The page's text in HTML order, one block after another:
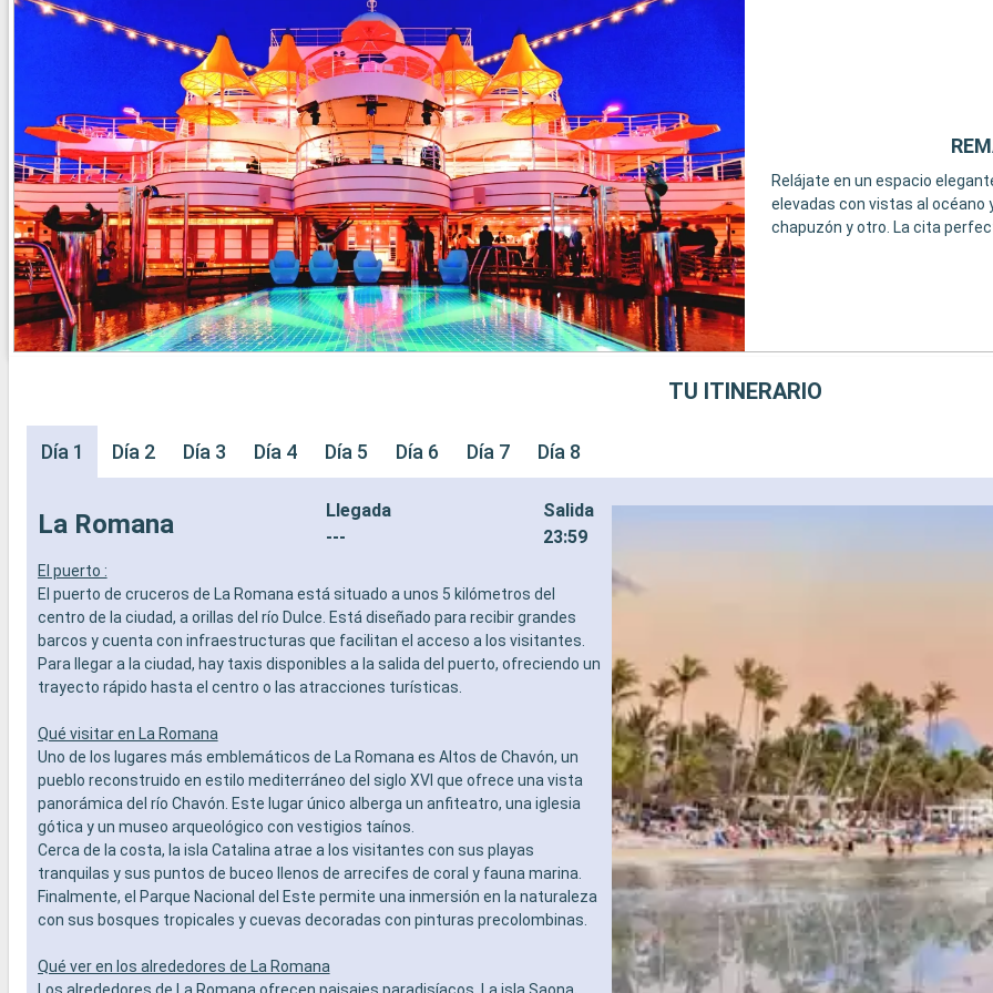
Relájate en un espacio
elevadas con vistas al océano
chapuzón y otro. La cita
TU ITINERARIO
Día 1 Día 2 Día 3 Día 4 Día 5 Día 6 Día 7 Día 8
La Romana
Llegada
---
Salida
23:59
El puerto :
El puerto de cruceros de La Romana está situado a unos 5 kilómetros del
centro de la ciudad, a orillas del río Dulce. Está diseñado para recibir grandes
barcos y cuenta con infraestructuras que facilitan el acceso a los visitantes.
Para llegar a la ciudad, hay taxis disponibles a la salida del puerto, ofreciendo un
trayecto rápido hasta el centro o las atracciones turísticas.
Qué visitar en La Romana
Uno de los lugares más emblemáticos de La Romana es Altos de Chavón, un
pueblo reconstruido en estilo mediterráneo del siglo XVI que ofrece una vista
panorámica del río Chavón. Este lugar único alberga un anfiteatro, una iglesia
gótica y un museo arqueológico con vestigios taínos.
Cerca de la costa, la isla Catalina atrae a los visitantes con sus playas
tranquilas y sus puntos de buceo llenos de arrecifes de coral y fauna marina.
Finalmente, el Parque Nacional del Este permite una inmersión en la naturaleza
con sus bosques tropicales y cuevas decoradas con pinturas precolombinas.
Qué ver en los alrededores de La Romana